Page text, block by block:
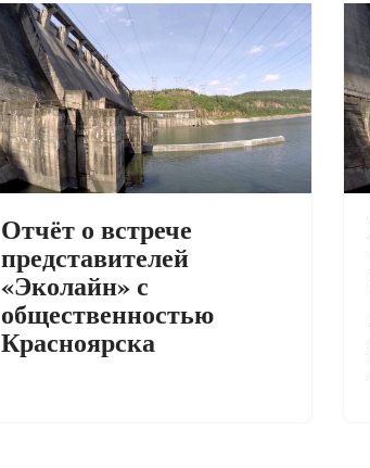
Отчёт о встрече
представителей
«Эколайн» с
общественностью
Красноярска